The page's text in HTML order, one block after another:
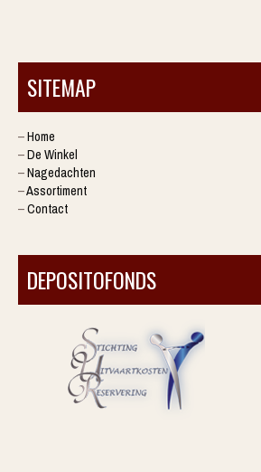
SITEMAP
–Home
–De Winkel
–Nagedachten
–Assortiment
–Contact
DEPOSITOFONDS